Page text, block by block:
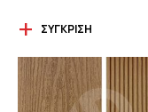
ΣΎΓΚΡΙΣΗ